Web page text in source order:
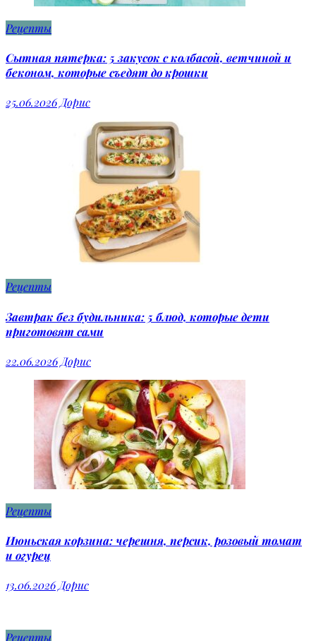
Рецепты
Сытная пятерка: 5 закусок с колбасой, ветчиной и
беконом, которые съедят до крошки
25.06.2026Дорис
Рецепты
Завтрак без будильника: 5 блюд, которые дети
приготовят сами
22.06.2026 Дорис
Рецепты
Июньская корзина: черешня, персик, розовый томат
и огурец
13.06.2026Дорис
Рецепты